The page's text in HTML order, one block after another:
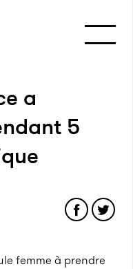
a
5
femme à prendre